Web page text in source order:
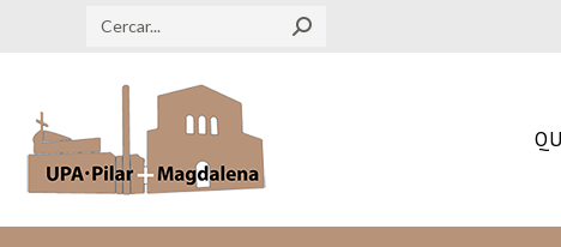
Search: